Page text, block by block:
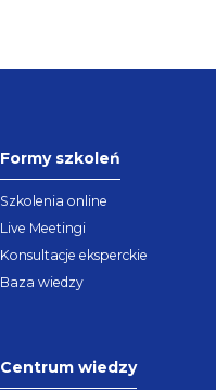
Formy szkoleń
Szkolenia online
Live Meetingi
Konsultacje eksperckie
Baza wiedzy
Centrum wiedzy